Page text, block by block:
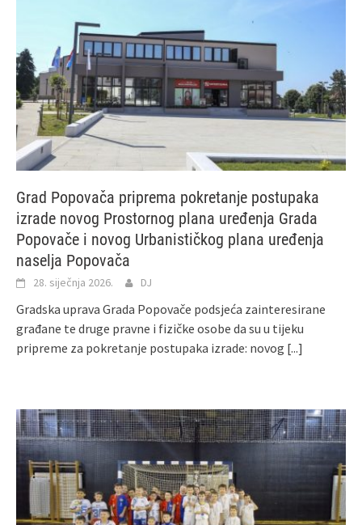
Grad Popovača priprema pokretanje postupaka
izrade novog Prostornog plana uređenja Grada
Popovače i novog Urbanističkog plana uređenja
naselja Popovača
28. siječnja 2026. DJ
Gradska uprava Grada Popovače podsjeća zainteresirane
građane te druge pravne i fizičke osobe da su u tijeku
pripreme za pokretanje postupaka izrade: novog [...]